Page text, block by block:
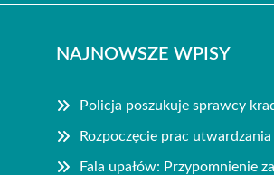
NAJNOWSZE WPISY
Policja poszukuje sprawcy
Rozpoczęcie prac
Fala upałów: Przypomnienie